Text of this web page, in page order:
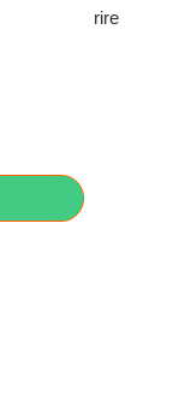
rire